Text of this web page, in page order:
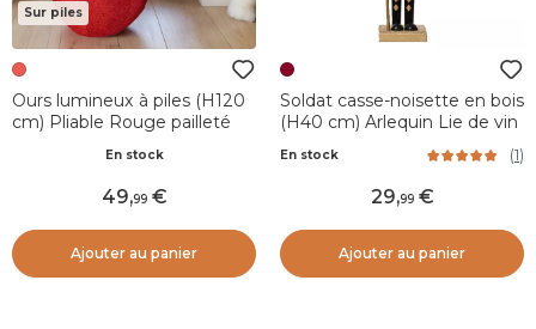
Sur piles
Ours lumineux à piles (H120
cm) Pliable Rouge pailleté
En stock
49,99
Ajouter au panier
Soldat casse-noisette en bois
(H40 cm) Arlequin Lie de vin
En stock (1)
29,99
Ajouter au panier